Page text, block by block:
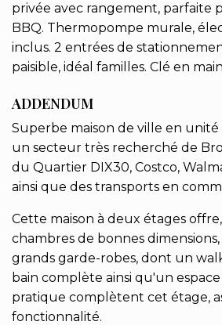
privée avec rangement, parfaite
BBQ. Thermopompe murale,
inclus. 2 entrées de
paisible, idéal familles. Clé en
ADDENDUM
Superbe maison de ville en unité
un secteur très recherché de
du Quartier DIX30, Costco,
ainsi que des transports en
Cette maison à deux étages
chambres de bonnes
grands garde-robes, dont un
bain complète ainsi qu'un
pratique complètent cet étage,
fonctionnalité.